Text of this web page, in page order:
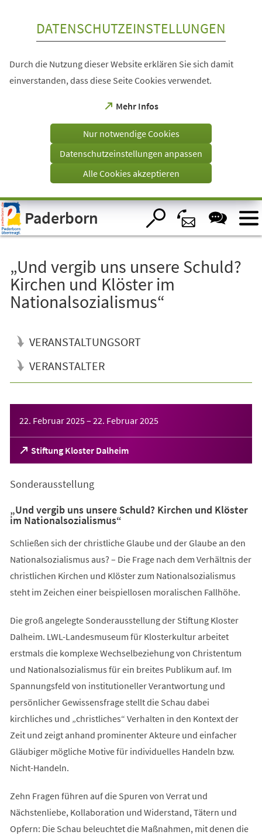
Visuelle
Assistenzsoftware
öffnen.
DATENSCHUTZEINSTELLUNGEN
Durch die Nutzung dieser Website erklären Sie sich damit
einverstanden, dass diese Seite Cookies verwendet.
Mehr Infos
(Öffnet
einem
Tab)
Nur notwendige Cookies
Datenschutzeinstellungen anpassen
Alle Cookies akzeptieren
Paderborn
„Und vergib uns unsere Schuld?
Kirchen und Klöster im
Nationalsozialismus“
VERANSTALTUNGSORT
VERANSTALTER
22. Februar 2025– 22. Februar 2025
Stiftung Kloster Dalheim
(Öffnet
in
neuen
Sonderausstellung
„Und vergib uns unsere Schuld? Kirchen und Klöster
im Nationalsozialismus“
Schließen sich der christliche Glaube und der Glaube an den
Nationalsozialismus aus? – Die Frage nach dem Verhältnis der
christlichen Kirchen und Klöster zum Nationalsozialismus
steht im Zeichen einer beispiellosen moralischen Fallhöhe.
Die groß angelegte Sonderausstellung der Stiftung Kloster
Dalheim. LWL-Landesmuseum für Klosterkultur arbeitet
erstmals die komplexe Wechselbeziehung von Christentum
und Nationalsozialismus für ein breites Publikum auf. Im
Spannungsfeld von institutioneller Verantwortung und
persönlicher Gewissensfrage stellt die Schau dabei
kirchliches und „christliches“ Verhalten in den Kontext der
Zeit und zeigt anhand prominenter Akteure und einfacher
Gläubiger mögliche Motive für individuelles Handeln bzw.
Nicht-Handeln.
Zehn Fragen führen auf die Spuren von Verrat und
Nächstenliebe, Kollaboration und Widerstand, Tätern und
Opfern: Die Schau beleuchtet die Maßnahmen, mit denen die